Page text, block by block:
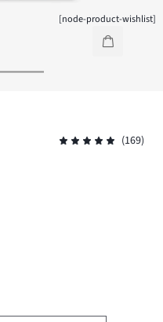
[node-product-wishlist]
(169)